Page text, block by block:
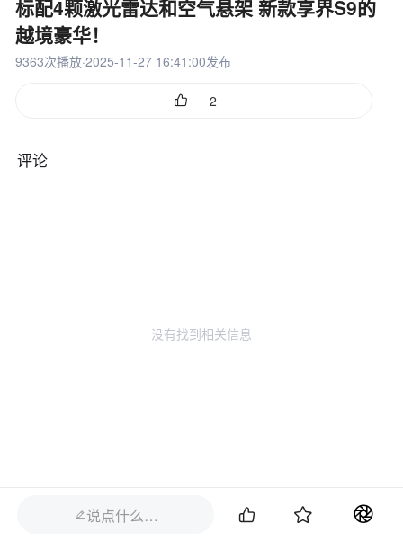
标配4颗激光雷达和空气悬架 新款享界S9的
越境豪华！
9363次播放·2025-11-27 16:41:00发布
 2
评论
没有找到相关信息
说点什么…  